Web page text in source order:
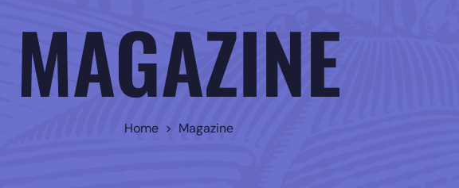
MAGAZINE
Home > Magazine